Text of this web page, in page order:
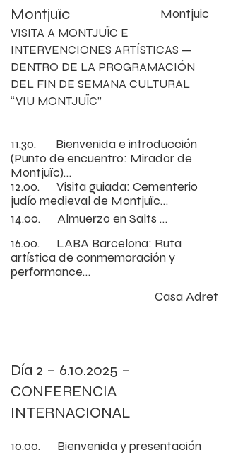
Montjuïc
VISITA A MONTJUÏC E
INTERVENCIONES ARTÍSTICAS —
DENTRO DE LA PROGRAMACIÓN
DEL FIN DE SEMANA CULTURAL
“VIU MONTJUÏC”
Día 2 – 6.10.2025 –
CONFERENCIA
INTERNACIONAL
11.30.       Bienvenida e introducción
(Punto de encuentro: Mirador de
Montjuïc)
Presentación de los socios polacos
y españoles, visión panorámica y
orientación sobre las capas
históricas y culturales de Montjuïc
12.00.      Visita guiada: Cementerio
judío medieval de Montjuïc
Recorrido a cargo de la arquitecta
Dominique Tomasov Blinder sobre
las tradiciones funerarias judías, los
hallazgos arqueológicos, la
iniciativa Yad Miriam, los límites del
14.00.      Almuerzo en Salts
16.00.      LABA Barcelona: Ruta
artística de conmemoración y
performance
y breves performances inspiradas
cultural “VIU MONTJUÏC”
10.00.      Bienvenida y presentación
Casa Adret
Montjuic​